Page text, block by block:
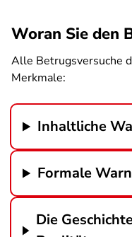
Woran Sie den
Alle Betrugsversuche
Merkmale:
Inhaltliche
Formale
Die